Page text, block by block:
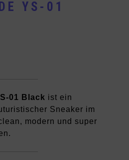
YS-01
01 Black ist ein
Sneaker im
modern und super